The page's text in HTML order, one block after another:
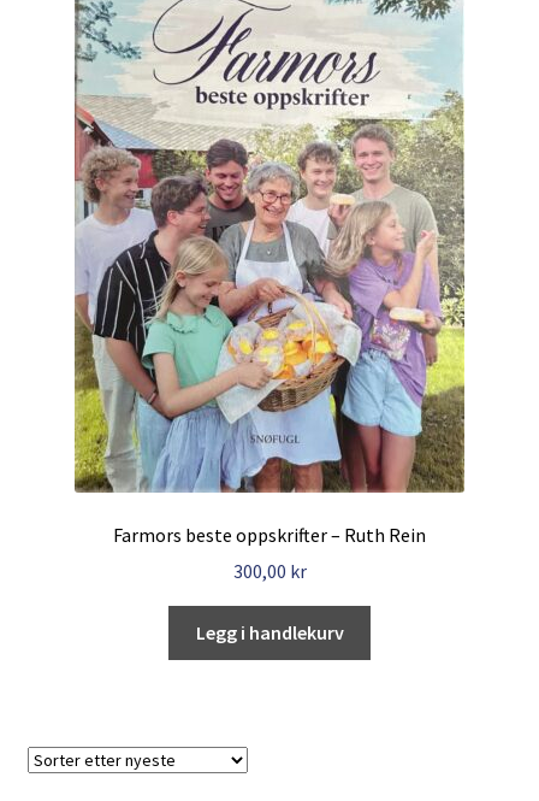
Kontakt
Min side
My Account
Personvernerklæring
Farmors beste oppskrifter – Ruth Rein
300,00 kr
Legg i handlekurv